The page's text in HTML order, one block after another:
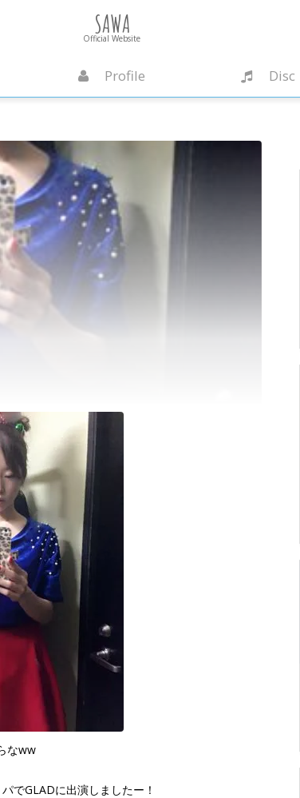
SAWA
Official Website
Profile Disc
なww
でGLADに出演しましたー！